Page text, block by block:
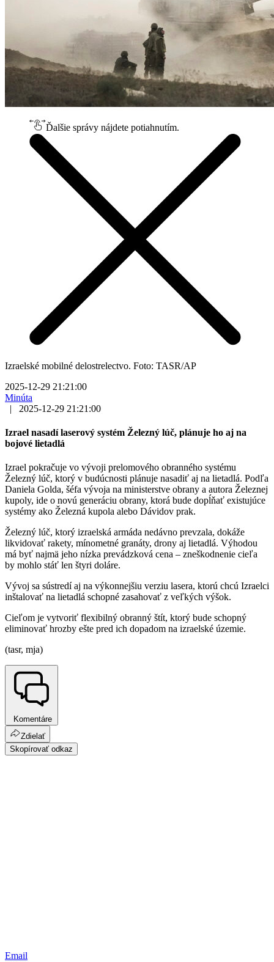
Ďalšie správy nájdete potiahnutím.
Izraelské mobilné delostrelectvo. Foto: TASR/AP
2025-12-29 21:21:00
Minúta
|
2025-12-29 21:21:00
Izrael nasadí laserový systém Železný lúč, plánuje ho aj na
bojové lietadlá
Izrael pokračuje vo vývoji prelomového obranného systému
Železný lúč, ktorý v budúcnosti plánuje nasadiť aj na lietadlá. Podľa
Daniela Golda, šéfa vývoja na ministerstve obrany a autora Železnej
kupoly, ide o novú generáciu obrany, ktorá bude dopĺňať existujúce
systémy ako Železná kupola alebo Dávidov prak.
Železný lúč, ktorý izraelská armáda nedávno prevzala, dokáže
likvidovať rakety, mínometné granáty, drony aj lietadlá. Výhodou
má byť najmä jeho nízka prevádzková cena – zneškodnenie cieľa
by mohlo stáť len štyri doláre.
Vývoj sa sústredí aj na výkonnejšiu verziu lasera, ktorú chcú Izraelci
inštalovať na lietadlá schopné zasahovať z veľkých výšok.
Cieľom je vytvoriť flexibilný obranný štít, ktorý bude schopný
eliminovať hrozby ešte pred ich dopadom na izraelské územie.
(tasr, mja)
Komentáre
Zdielať
Skopírovať odkaz
Email